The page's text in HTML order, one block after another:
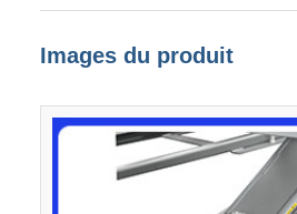
Images du produit